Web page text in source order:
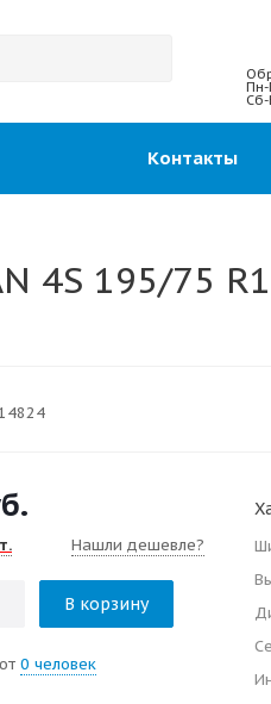
Пн-
Сб-
Контакты
4S 195/75
Нашли дешевле?
В корзину
0 человек